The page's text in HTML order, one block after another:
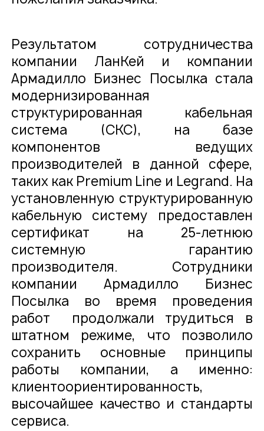
Результатом сотрудничества
компании ЛанКей и компании
Армадилло Бизнес Посылка стала
модернизированная
структурированная кабельная
система (СКС), на базе
компонентов ведущих
производителей в данной сфере,
таких как Premium Line и Legrand. На
установленную структурированную
кабельную систему предоставлен
сертификат на 25-летнюю
системную гарантию
производителя. Сотрудники
компании Армадилло Бизнес
Посылка во время проведения
работ продолжали трудиться в
штатном режиме, что позволило
сохранить основные принципы
работы компании, а именно:
клиентоориентированность,
высочайшее качество и стандарты
сервиса.